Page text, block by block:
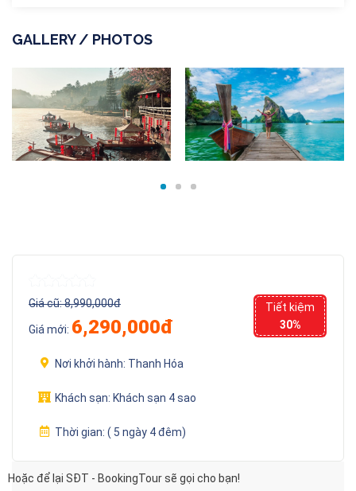
GALLERY / PHOTOS
Giá cũ:8,990,000đ
Giá mới: 6,290,000đ
Tiết kiệm
30%
Nơi khởi hành: Thanh Hóa
Khách sạn: Khách sạn 4 sao
Thời gian:( 5 ngày 4 đêm)
Hoặc để lại SĐT - BookingTour sẽ gọi cho bạn!